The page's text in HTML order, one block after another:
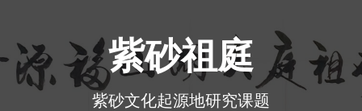
正
紫砂祖庭
紫砂文化起源地研究课题